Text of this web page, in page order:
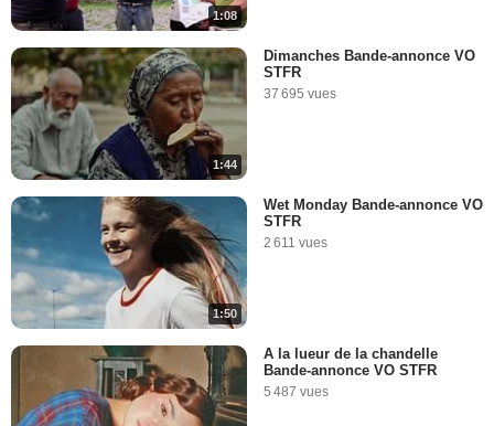
1:08
1:44
Dimanches Bande-annonce VO
STFR
37 695 vues
1:50
Wet Monday Bande-annonce VO
STFR
2 611 vues
A la lueur de la chandelle
Bande-annonce VO STFR
5 487 vues